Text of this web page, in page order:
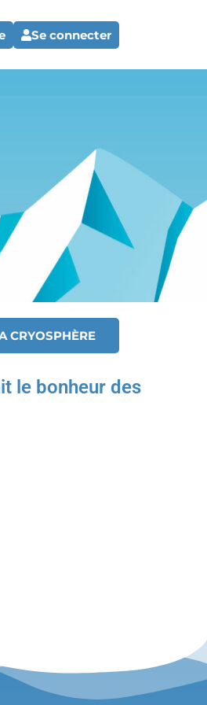
Se connecter
CRYOSPHÈRE
le bonheur des